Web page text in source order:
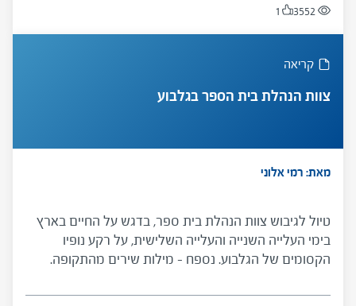
3552
1
קריאה
צוות הנהלת בית הספר בגלבוע
מאת: רמי אלוני
טיול לגיבוש צוות הנהלת בית ספר, בדגש על החיים בארץ
בימי העלייה השנייה והעלייה השלישית, על רקע נופיו
הקסומים של הגלבוע. נספח – מילות שירים מהתקופה.